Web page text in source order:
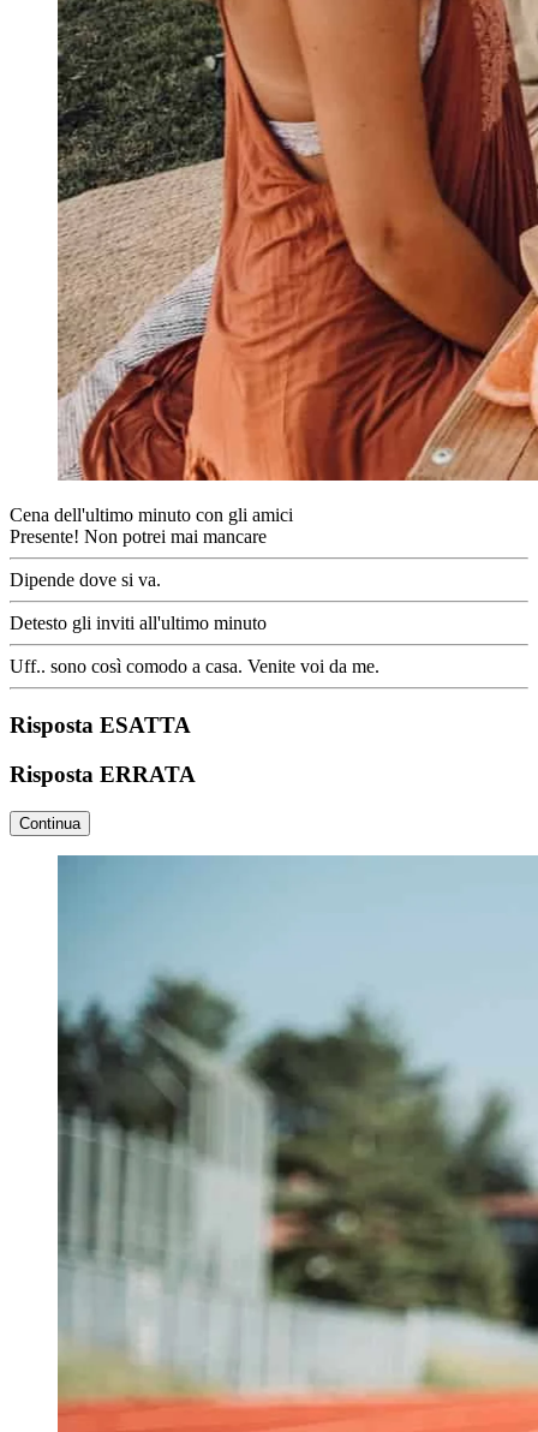
Cena dell'ultimo minuto con gli amici
Presente! Non potrei mai mancare
Dipende dove si va.
Detesto gli inviti all'ultimo minuto
Uff.. sono così comodo a casa. Venite voi da me.
Risposta ESATTA
Risposta ERRATA
Continua